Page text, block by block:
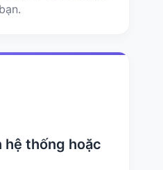
hệ thống hoặc